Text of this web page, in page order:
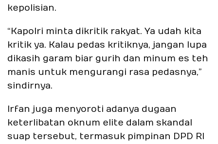
kepolisian.
“Kapolri minta dikritik rakyat. Ya udah kita
kritik ya. Kalau pedas kritiknya, jangan lupa
dikasih garam biar gurih dan minum es teh
manis untuk mengurangi rasa pedasnya,”
sindirnya.
Irfan juga menyoroti adanya dugaan
keterlibatan oknum elite dalam skandal
suap tersebut, termasuk pimpinan DPD RI